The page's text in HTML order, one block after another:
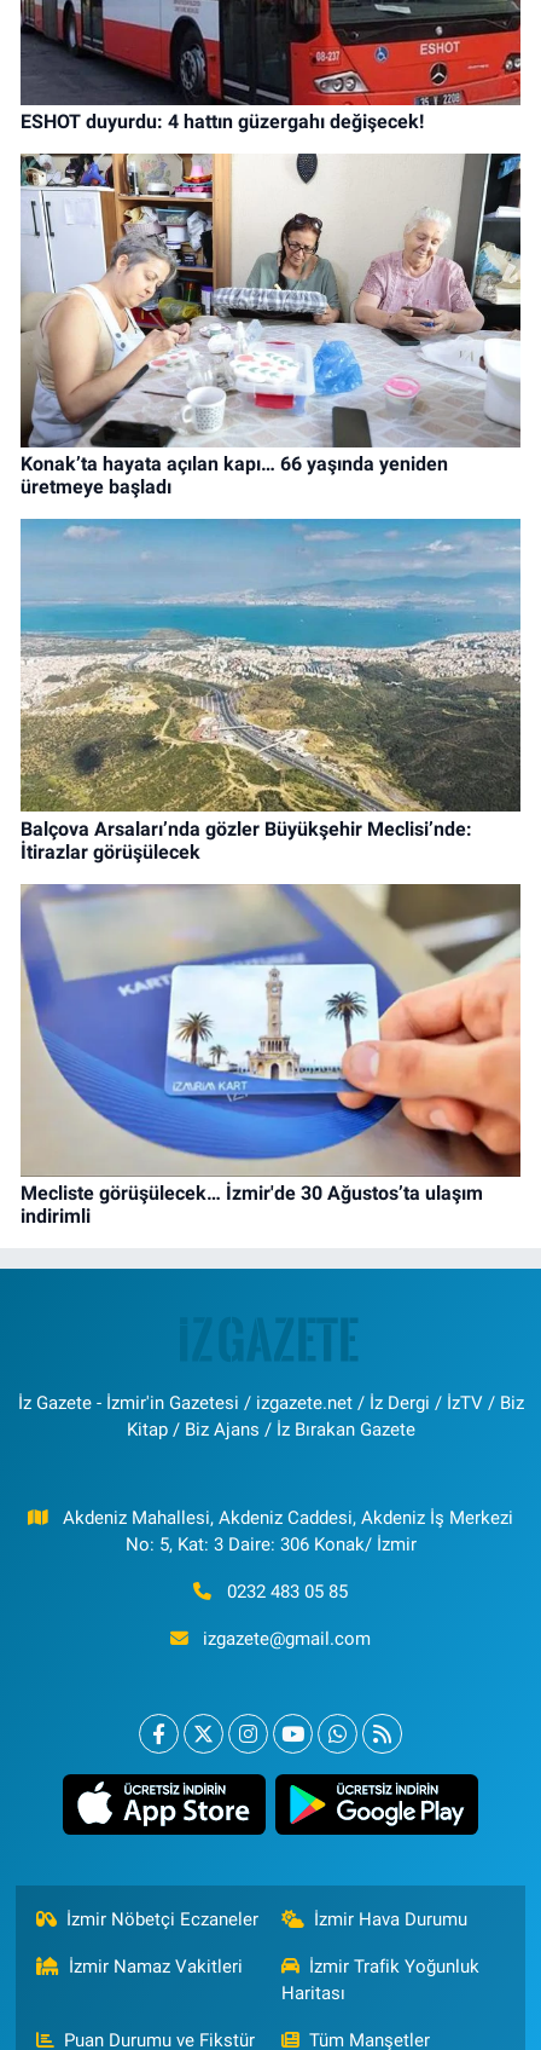
ESHOT duyurdu: 4 hattın güzergahı değişecek!
Konak’ta hayata açılan kapı… 66 yaşında yeniden
üretmeye başladı
Balçova Arsaları’nda gözler Büyükşehir Meclisi’nde:
İtirazlar görüşülecek
Mecliste görüşülecek… İzmir'de 30 Ağustos’ta ulaşım
indirimli
İz Gazete - İzmir'in Gazetesi / izgazete.net / İz Dergi / İzTV / Biz
Kitap / Biz Ajans / İz Bırakan Gazete
Akdeniz Mahallesi, Akdeniz Caddesi, Akdeniz İş Merkezi
No: 5, Kat: 3 Daire: 306 Konak/ İzmir
0232 483 05 85
izgazete@gmail.com
İzmir Nöbetçi Eczaneler İzmir Hava Durumu
İzmir Namaz Vakitleri
İzmir Trafik Yoğunluk
Haritası
Puan Durumu ve Fikstür Tüm Manşetler